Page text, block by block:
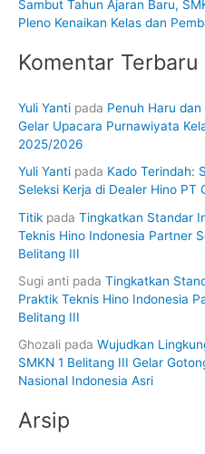
Sambut Tahun Ajaran Baru,
Pleno Kenaikan Kelas dan
Komentar Terbaru
Yuli Yanti pada Penuh Haru
Gelar Upacara Purnawiyata
2025/2026
Yuli Yanti pada Kado Terindah:
Seleksi Kerja di Dealer Hino PT
Titik pada Tingkatkan Standar
Teknis Hino Indonesia Partner
Belitang III
Sugi anti pada Tingkatkan
Praktik Teknis Hino Indonesia
Belitang III
Ghozali pada Wujudkan
SMKN 1 Belitang III Gelar
Nasional Indonesia Asri
Arsip